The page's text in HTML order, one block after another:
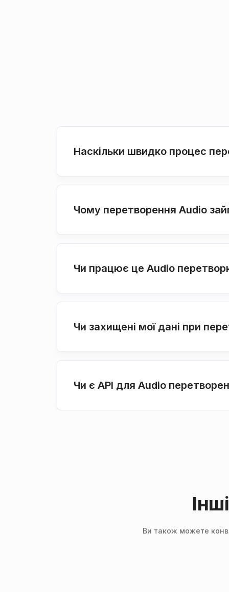
Наскільки швидко процес
Чому перетворення Audio
Чи працює це Audio
Чи захищені мої дані при
Чи є API для Audio
Ви також можете